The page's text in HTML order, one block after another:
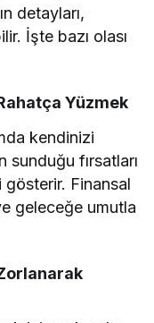
detayları,
İşte bazı olası
Yüzmek
kendinizi
fırsatları
Finansal
geleceğe umutla